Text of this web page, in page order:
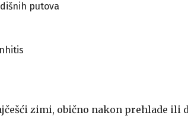
putova
zimi, obično nakon prehlade